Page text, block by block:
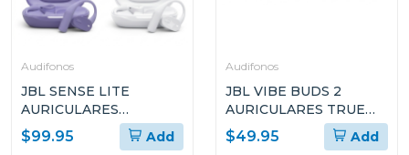
Audifonos
JBL SENSE LITE
AURICULARES
ABIERTOS TRUE
WIRELESS
$99.95 Add
Audifonos
JBL VIBE BUDS 2
AURICULARES TRUE
WIRELESS CON
CANCELACIÓN DE
$49.95 Add